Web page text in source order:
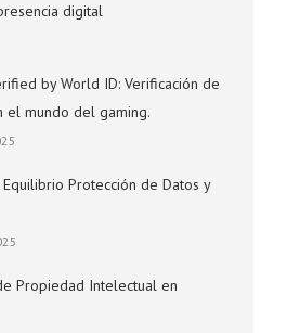
digital
by World ID: Verificación de
el mundo del gaming.
Protección de Datos y
Propiedad Intelectual en